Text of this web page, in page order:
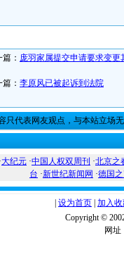
： 庞羽家属提交申请要求变更
： 李原风已被起诉到法院
只代表网友观点，与本站立场
·大纪元 ·中国人权双周刊 ·北京之
台 ·新世纪新闻网 ·德国
设为首页 加入
Copyright ©
网址